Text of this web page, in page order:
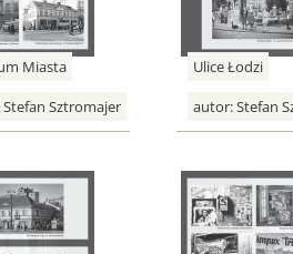
Miasta
Stefan Sztromajer
Ulice Łodzi
autor:Stefan